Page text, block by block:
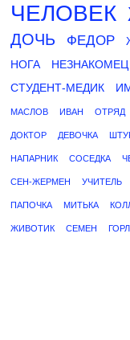
ЧЕЛОВЕК
ДОЧЬ
ФЕДОР
НОГА
НЕЗНАКОМЕЦ
СТУДЕНТ-МЕДИК
МАСЛОВ ИВАН ОТРЯД
ДОКТОР ДЕВОЧКА
НАПАРНИК СОСЕДКА
СЕН-ЖЕРМЕН УЧИТЕЛЬ
ПАПОЧКА МИТЬКА
ЖИВОТИК СЕМЕН